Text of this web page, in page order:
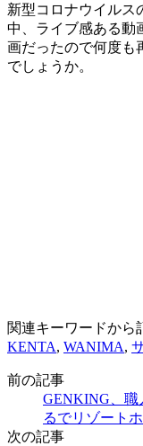
新型コロナウイルス
中、ライブ感ある動
画だったので何度も
でしょうか。
関連キーワードから
KENTA, WANIMA,
前の記事
GENKING、職
るでリゾート
次の記事